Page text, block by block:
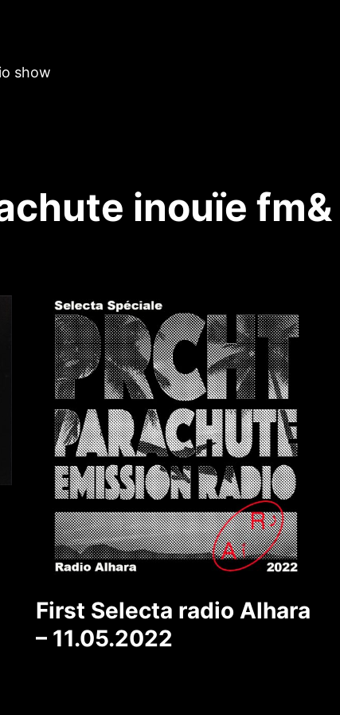
show
inouïe
First Selecta radio Alhara
– 11.05.2022